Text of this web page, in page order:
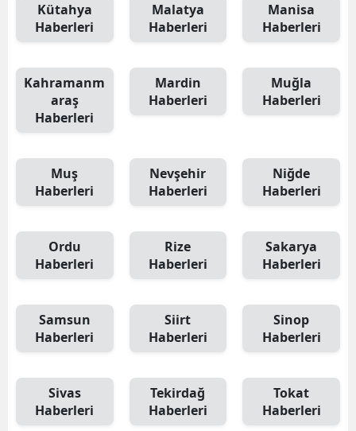
Kütahya
Haberleri
Malatya
Haberleri
Manisa
Haberleri
Kahramanm
araş
Haberleri
Mardin
Haberleri
Muğla
Haberleri
Muş
Haberleri
Nevşehir
Haberleri
Niğde
Haberleri
Ordu
Haberleri
Rize
Haberleri
Sakarya
Haberleri
Samsun
Haberleri
Siirt
Haberleri
Sinop
Haberleri
Sivas
Haberleri
Tekirdağ
Haberleri
Tokat
Haberleri